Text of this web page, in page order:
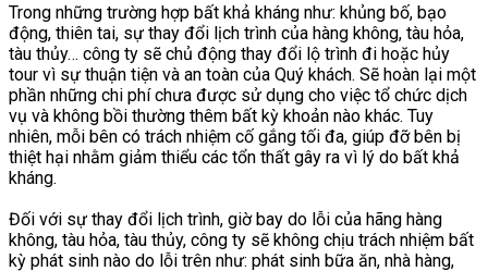
Trong những trường hợp bất khả kháng như: khủng bố, bạo
động, thiên tai, sự thay đổi lịch trình của hàng không, tàu hỏa,
tàu thủy… công ty sẽ chủ động thay đổi lộ trình đi hoặc hủy
tour vì sự thuận tiện và an toàn của Quý khách. Sẽ hoàn lại một
phần những chi phí chưa được sử dụng cho việc tổ chức dịch
vụ và không bồi thường thêm bất kỳ khoản nào khác. Tuy
nhiên, mỗi bên có trách nhiệm cố gắng tối đa, giúp đỡ bên bị
thiệt hại nhằm giảm thiểu các tổn thất gây ra vì lý do bất khả
kháng.
Đối với sự thay đổi lịch trình, giờ bay do lỗi của hãng hàng
không, tàu hỏa, tàu thủy, công ty sẽ không chịu trách nhiệm bất
kỳ phát sinh nào do lỗi trên như: phát sinh bữa ăn, nhà hàng,